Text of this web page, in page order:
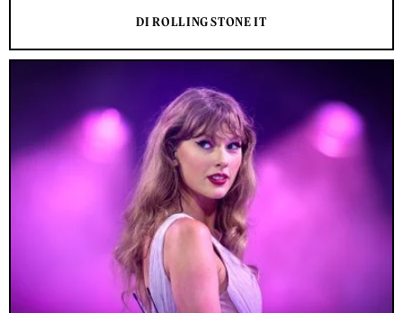
DI ROLLING STONE IT